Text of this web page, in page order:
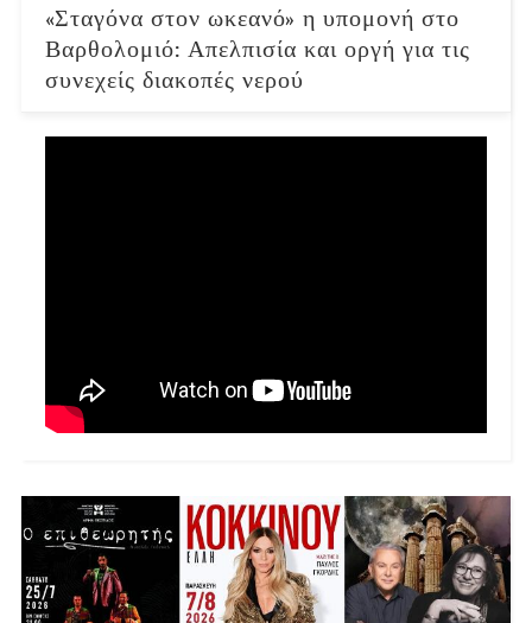
«Σταγόνα στον ωκεανό» η υπομονή στο
Βαρθολομιό: Απελπισία και οργή για τις
συνεχείς διακοπές νερού